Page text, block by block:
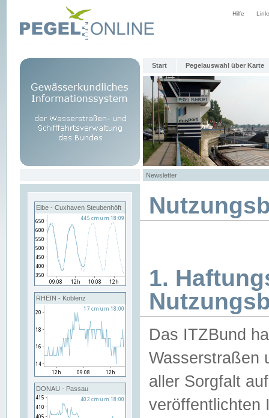
Hilfe
Start Pegelauswahl über Karte
Newsletter
Elbe - Cuxhaven Steubenhöft
RHEIN - Koblenz
DONAU - Passau
1.
Das ITZBund
Wasserstraßen
aller Sorgfalt
veröffentlichten